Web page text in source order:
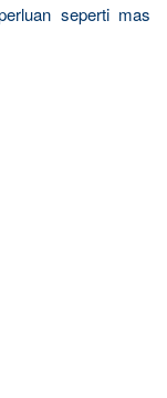
seperti mas